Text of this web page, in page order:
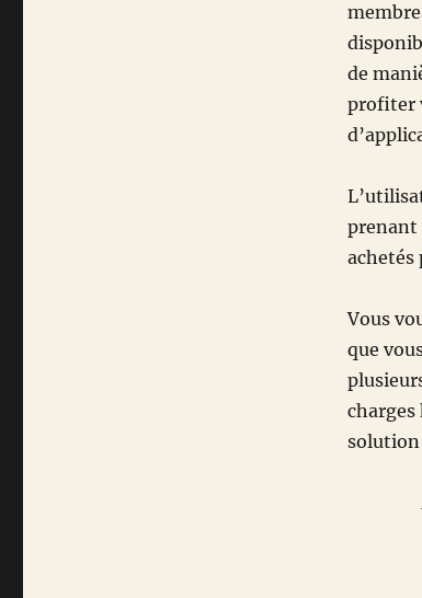
de
profiter
prenant
achetés
Vous
que
charges
solution